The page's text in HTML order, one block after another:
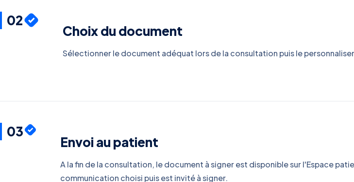
02
Choix du document
Sélectionner le document adéquat lors de la consultation puis le
03
Envoi au patient
A la fin de la consultation, le document à signer est disponible sur l'Espace
communication choisi puis est invité à signer.